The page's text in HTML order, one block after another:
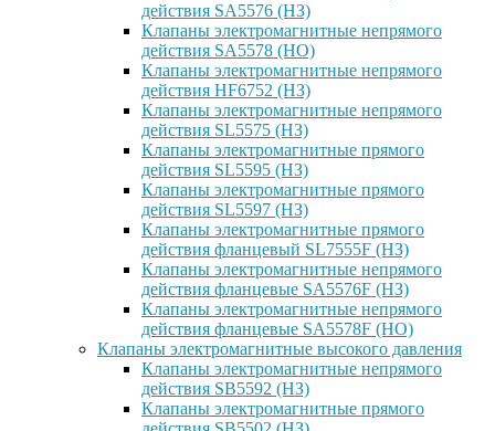
действия SA5576 (НЗ)
Клапаны электромагнитные непрямого
действия SA5578 (НО)
Клапаны электромагнитные непрямого
действия HF6752 (НЗ)
Клапаны электромагнитные непрямого
действия SL5575 (НЗ)
Клапаны электромагнитные прямого
действия SL5595 (НЗ)
Клапаны электромагнитные прямого
действия SL5597 (НЗ)
Клапаны электромагнитные прямого
действия фланцевый SL7555F (НЗ)
Клапаны электромагнитные непрямого
действия фланцевые SA5576F (НЗ)
Клапаны электромагнитные непрямого
действия фланцевые SA5578F (НО)
Клапаны электромагнитные высокого давления
Клапаны электромагнитные непрямого
действия SB5592 (НЗ)
Клапаны электромагнитные прямого